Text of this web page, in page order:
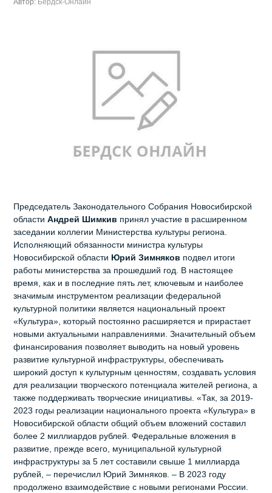
Автор: Бердск-Онлайн
Председатель Законодательного Собрания Новосибирской
областиАндрей Шимкив принял участие в расширенном
заседании коллегии Министерства культуры региона.
Исполняющий обязанности министра культуры
Новосибирской области Юрий Зимняков подвел итоги
работы министерства за прошедший год. В настоящее
время, как и в последние пять лет, ключевым и наиболее
значимым инструментом реализации федеральной
культурной политики является национальный проект
«Культура», который постоянно расширяется и прирастает
новыми актуальными направлениями. Значительный объем
финансирования позволяет выводить на новый уровень
развитие культурной инфраструктуры, обеспечивать
широкий доступ к культурным ценностям, создавать условия
для реализации творческого потенциала жителей региона, а
также поддерживать творческие инициативы. «Так, за 2019-
2023 годы реализации национального проекта «Культура» в
Новосибирской области общий объем вложений составил
более 2 миллиардов рублей. Федеральные вложения в
развитие, прежде всего, муниципальной культурной
инфраструктуры за 5 лет составили свыше 1 миллиарда
рублей, – перечислил Юрий Зимняков. – В 2023 году
продолжено взаимодействие с новыми регионами России.